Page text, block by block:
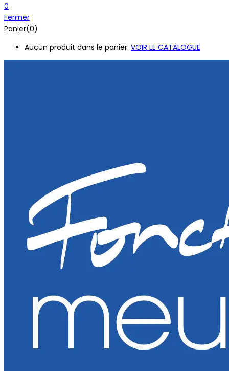
0
Fermer
Panier(0)
Aucun produit dans le panier. VOIR LE CATALOGUE